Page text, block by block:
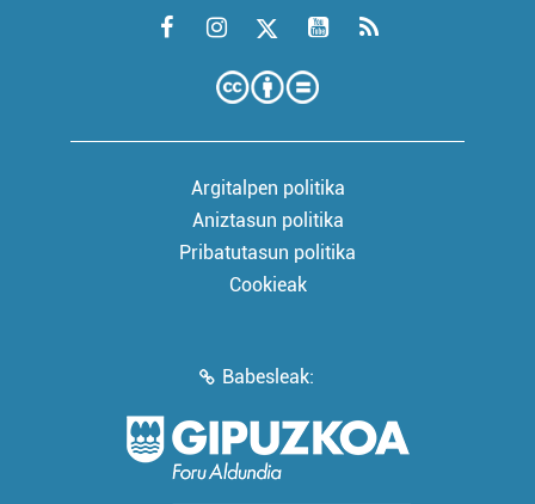
Argitalpen politika
Aniztasun politika
Pribatutasun politika
Cookieak
Babesleak: